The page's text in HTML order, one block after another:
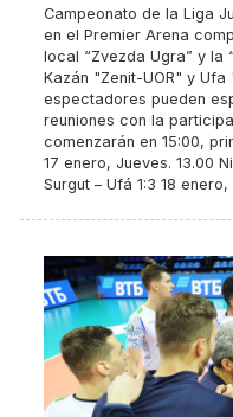
Campeonato de la Liga
en el Premier Arena
local “Zvezda Ugra” y la
Kazán "Zenit-UOR" y
espectadores pueden
reuniones con la
comenzarán en 15:00,
17 enero, Jueves. 13.00
Surgut – Ufá 1:3 18 enero,